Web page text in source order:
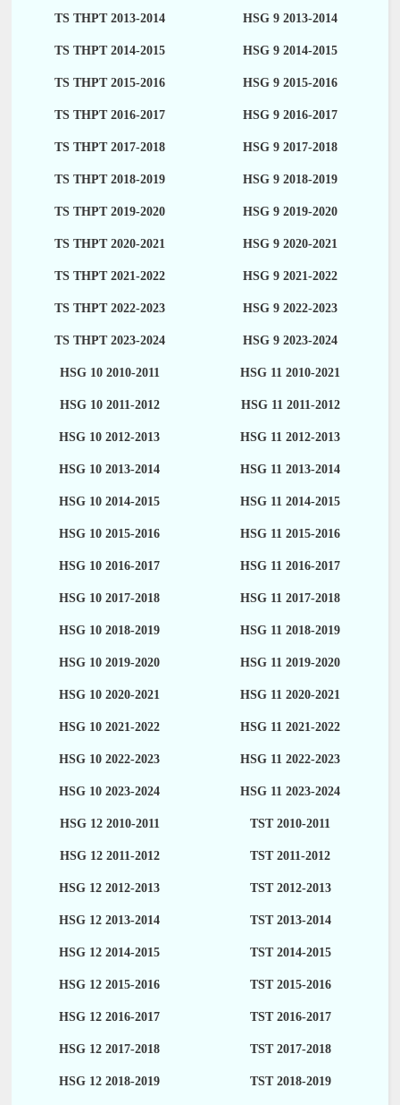
TS THPT 2013-2014 HSG 9 2013-2014
TS THPT 2014-2015 HSG 9 2014-2015
TS THPT 2015-2016 HSG 9 2015-2016
TS THPT 2016-2017 HSG 9 2016-2017
TS THPT 2017-2018 HSG 9 2017-2018
TS THPT 2018-2019 HSG 9 2018-2019
TS THPT 2019-2020 HSG 9 2019-2020
TS THPT 2020-2021 HSG 9 2020-2021
TS THPT 2021-2022 HSG 9 2021-2022
TS THPT 2022-2023 HSG 9 2022-2023
TS THPT 2023-2024 HSG 9 2023-2024
HSG 10 2010-2011 HSG 11 2010-2021
HSG 10 2011-2012 HSG 11 2011-2012
HSG 10 2012-2013 HSG 11 2012-2013
HSG 10 2013-2014 HSG 11 2013-2014
HSG 10 2014-2015 HSG 11 2014-2015
HSG 10 2015-2016 HSG 11 2015-2016
HSG 10 2016-2017 HSG 11 2016-2017
HSG 10 2017-2018 HSG 11 2017-2018
HSG 10 2018-2019 HSG 11 2018-2019
HSG 10 2019-2020 HSG 11 2019-2020
HSG 10 2020-2021 HSG 11 2020-2021
HSG 10 2021-2022 HSG 11 2021-2022
HSG 10 2022-2023 HSG 11 2022-2023
HSG 10 2023-2024 HSG 11 2023-2024
HSG 12 2010-2011 TST 2010-2011
HSG 12 2011-2012 TST 2011-2012
HSG 12 2012-2013 TST 2012-2013
HSG 12 2013-2014 TST 2013-2014
HSG 12 2014-2015 TST 2014-2015
HSG 12 2015-2016 TST 2015-2016
HSG 12 2016-2017 TST 2016-2017
HSG 12 2017-2018 TST 2017-2018
HSG 12 2018-2019 TST 2018-2019